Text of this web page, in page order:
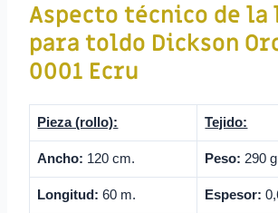
Aspecto técnico de la
para toldo Dickson
0001 Ecru
Pieza (rollo): Tejido:
Ancho: 120 cm. Peso: 290
Longitud: 60 m. Espesor: